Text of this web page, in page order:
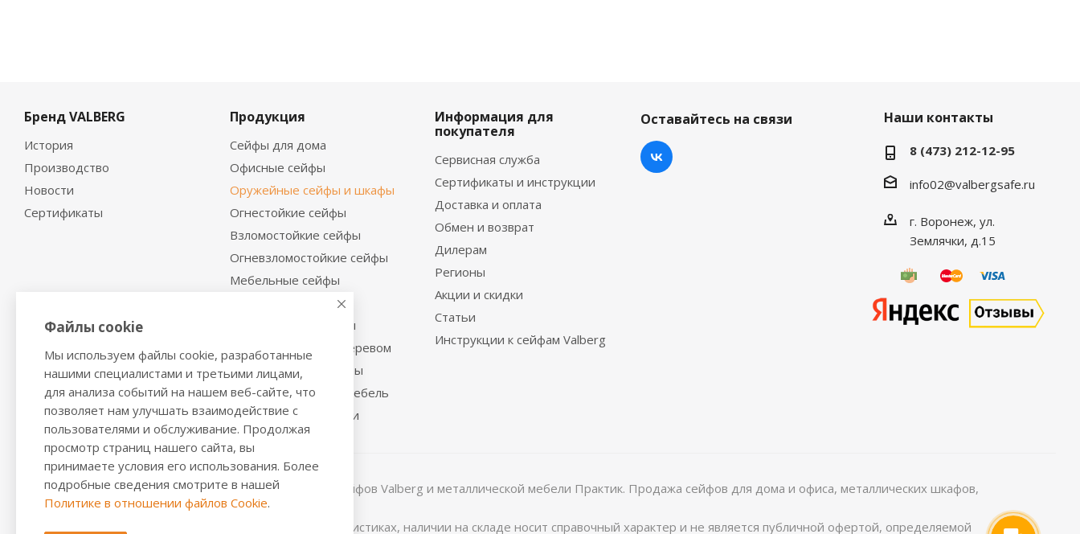
Бренд VALBERG
История
Производство
Новости
Сертификаты
Продукция
Сейфы для дома
Офисные сейфы
Оружейные сейфы и шкафы
Огнестойкие сейфы
Взломостойкие сейфы
Огневзломостойкие сейфы
Мебельные сейфы
Депозитные сейфы
Встраиваемые сейфы
Сейфы с отделкой деревом
Металлические шкафы
Производственная мебель
Металлические двери
Информация для
покупателя
Сервисная служба
Сертификаты и инструкции
Доставка и оплата
Обмен и возврат
Дилерам
Регионы
Акции и скидки
Статьи
Инструкции к сейфам Valberg
Оставайтесь на связи Наши контакты
8 (473) 212-12-95
info02@valbergsafe.ru
г. Воронеж, ул.
Землячки, д.15
2016-2026 © VALBERGSAFE.RU — Интернет-магазин сейфов Valberg и металлической мебели Практик. Продажа сейфов для дома и офиса, металлических шкафов,
стеллажей, металлических дверей.
Информация о розничных ценах, технических характеристиках, наличии на складе носит справочный характер и не является публичной офертой, определяемой
Файлы cookie
Мы используем файлы cookie, разработанные
нашими специалистами и третьими лицами,
для анализа событий на нашем веб-сайте, что
позволяет нам улучшать взаимодействие с
пользователями и обслуживание. Продолжая
просмотр страниц нашего сайта, вы
принимаете условия его использования. Более
подробные сведения смотрите в нашей
Политике в отношении файлов Cookie.